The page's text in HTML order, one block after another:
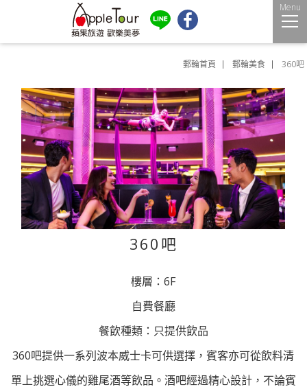
Menu
郵輪首頁 郵輪美食 360吧
360吧
樓層：6F
自費餐廳
餐飲種類：只提供飲品
360吧提供一系列波本威士卡可供選擇，賓客亦可從飲料清
單上挑選心儀的雞尾酒等飲品。酒吧經過精心設計，不論賓